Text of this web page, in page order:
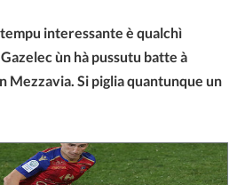
interessante è qualchì
ùn hà pussutu batte à
Mezzavia. Si piglia quantunque un